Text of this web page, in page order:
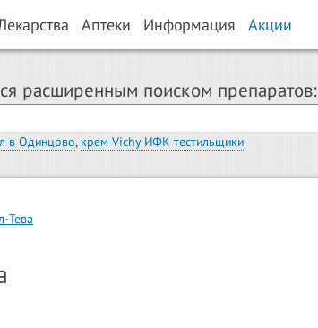
Аптеки Информация Акции
расширенным поиском препаратов:
в Одинцово, крем Vichy ИФК тестильщики
Тева